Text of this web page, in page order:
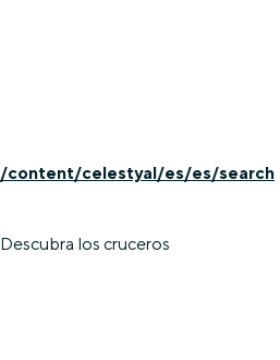
/content/celestyal/es/es/search
Descubra los cruceros